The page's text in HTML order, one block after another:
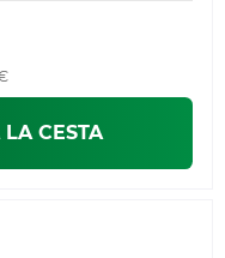
CESTA